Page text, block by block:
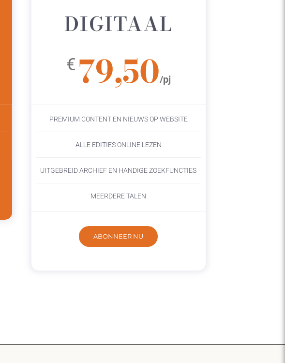
DIGITAAL
€ 79,50/pj
PREMIUM CONTENT EN NIEUWS OP WEBSITE
ALLE EDITIES ONLINE LEZEN
UITGEBREID ARCHIEF EN HANDIGE ZOEKFUNCTIES
MEERDERE TALEN
ABONNEER NU